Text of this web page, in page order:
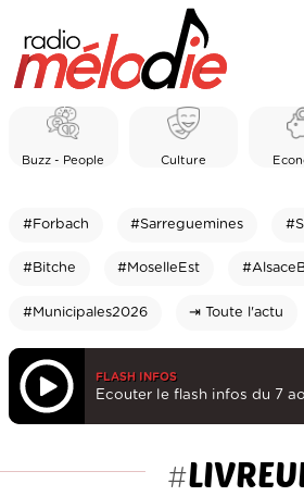
Buzz - People Culture
#Forbach #Sarreguemines
#Bitche #MoselleEst
#Municipales2026 ⇥ Toute l'actu
FLASH INFOS
Ecouter le flash infos du 7
#